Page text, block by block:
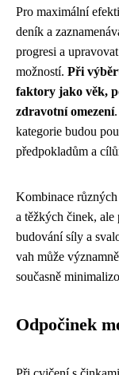
Pro maximální
deník a
progresi a
možností. Při
faktory jako věk,
zdravotní omezení
kategorie budou
předpokladům a
Kombinace
a těžkých činek, ale
budování síly a
vah může
současně
Odpočinek